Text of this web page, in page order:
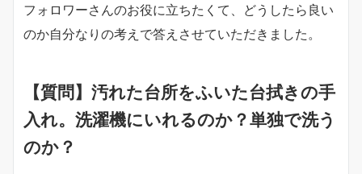
フォロワーさんのお役に立ちたくて、どうしたら良い
のか自分なりの考えで答えさせていただきました。
【質問】汚れた台所をふいた台拭きの手
入れ。洗濯機にいれるのか？単独で洗う
のか？